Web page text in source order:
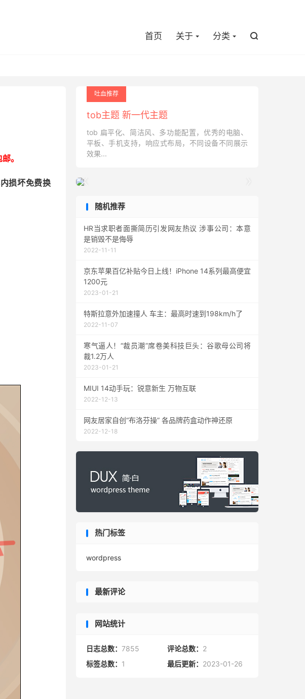
首页 关于 分类 
。
损坏免费换
吐血推荐
tob主题 新一代主题
tob 扁平化、简洁风、多功能配置，优秀的电脑、
平板、手机支持，响应式布局，不同设备不同展示
效果...

随机推荐
HR当求职者面撕简历引发网友热议 涉事公司：本意
是销毁不是侮辱
2022-11-11
京东苹果百亿补贴今日上线！iPhone 14系列最高便宜
1200元
2023-01-21
特斯拉意外加速撞人 车主：最高时速到198km/h了
2022-11-07
寒气逼人！“裁员潮”席卷美科技巨头：谷歌母公司将
裁1.2万人
2023-01-21
MIUI 14动手玩：锐意新生 万物互联
2022-12-13
网友居家自创“布洛芬操” 各品牌药盒动作神还原
2022-12-18
热门标签
wordpress
最新评论
网站统计
日志总数： 7855 评论总数： 2
标签总数： 1 最后更新： 2023-01-26